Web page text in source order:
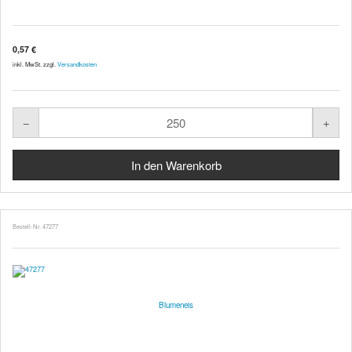
0,57 €
inkl. MwSt. zzgl. Versandkosten
Bestell-Nr. 47277
Blumeneis